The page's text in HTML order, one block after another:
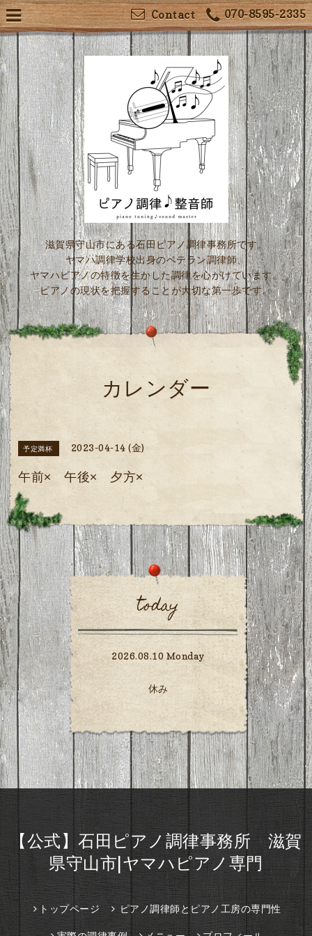
070-8595-2335
Contact
滋賀県守山市にある石田ピアノ調律事務所です。
ヤマハ調律学校出身のベテラン調律師、
ヤマハピアノの特徴を生かした調律を心がけています。
ピアノの現状を把握することが大切な第一歩です。
カレンダー
予定満杯 2023-04-14 (金)
午前× 午後× 夕方×
today
2026.08.10 Monday
休み
【公式】石田ピアノ調律事務所 滋賀
県守山市|ヤマハピアノ専門
トップページ ピアノ調律師とピアノ工房の専門性